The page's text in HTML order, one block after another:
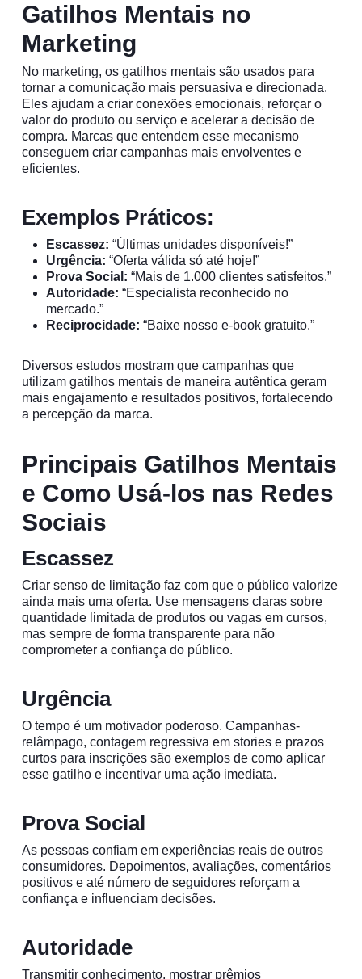
Gatilhos Mentais no
Marketing
No marketing, os gatilhos mentais são usados para
tornar a comunicação mais persuasiva e direcionada.
Eles ajudam a criar conexões emocionais, reforçar o
valor do produto ou serviço e acelerar a decisão de
compra. Marcas que entendem esse mecanismo
conseguem criar campanhas mais envolventes e
eficientes.
Exemplos Práticos:
Escassez: “Últimas unidades disponíveis!”
Urgência: “Oferta válida só até hoje!”
Prova Social: “Mais de 1.000 clientes satisfeitos.”
Autoridade: “Especialista reconhecido no
mercado.”
Reciprocidade: “Baixe nosso e-book gratuito.”
Diversos estudos mostram que campanhas que
utilizam gatilhos mentais de maneira autêntica geram
mais engajamento e resultados positivos, fortalecendo
a percepção da marca.
Principais Gatilhos Mentais
e Como Usá-los nas Redes
Sociais
Escassez
Criar senso de limitação faz com que o público valorize
ainda mais uma oferta. Use mensagens claras sobre
quantidade limitada de produtos ou vagas em cursos,
mas sempre de forma transparente para não
comprometer a confiança do público.
Urgência
O tempo é um motivador poderoso. Campanhas-
relâmpago, contagem regressiva em stories e prazos
curtos para inscrições são exemplos de como aplicar
esse gatilho e incentivar uma ação imediata.
Prova Social
As pessoas confiam em experiências reais de outros
consumidores. Depoimentos, avaliações, comentários
positivos e até número de seguidores reforçam a
confiança e influenciam decisões.
Autoridade
Transmitir conhecimento, mostrar prêmios